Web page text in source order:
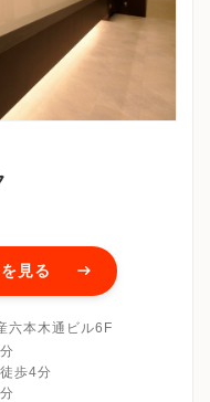
見る
六本木通ビル6F
歩4分